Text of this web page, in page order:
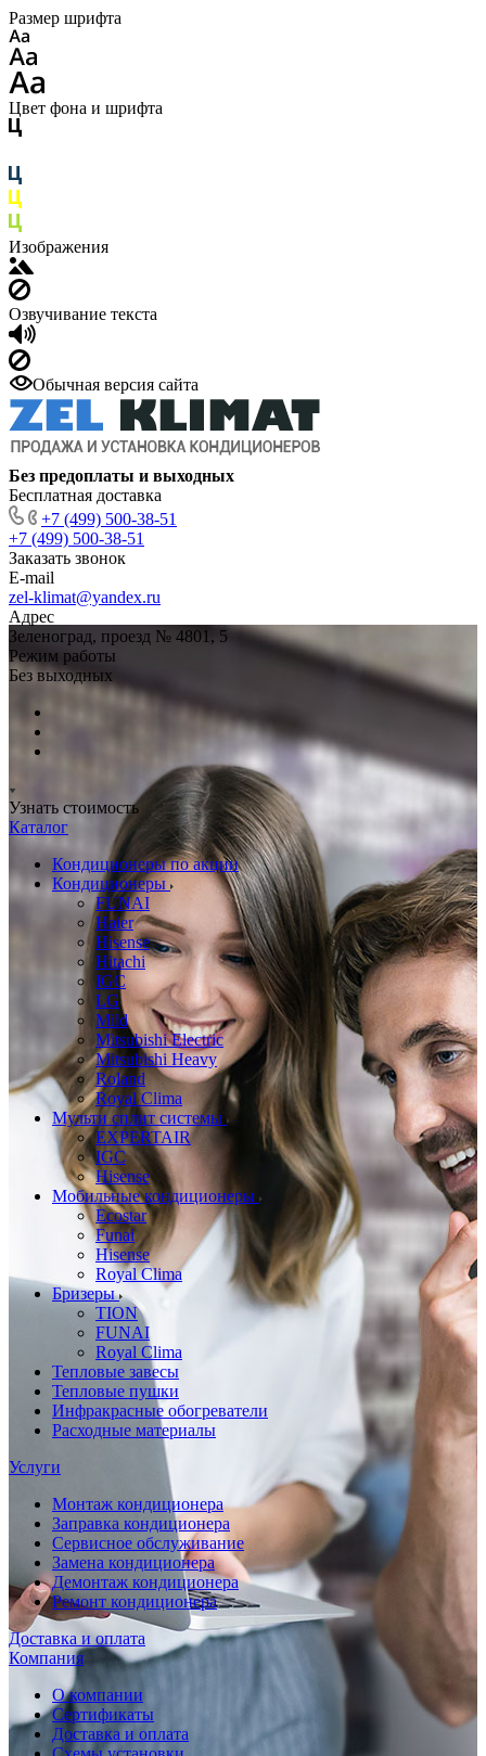
Размер шрифта
Цвет фона и шрифта
Изображения
Озвучивание текста
Обычная версия сайта
Без предоплаты и выходных
Бесплатная доставка
+7 (499) 500-38-51
+7 (499) 500-38-51
Заказать звонок
E-mail
zel-klimat@yandex.ru
Адрес
Зеленоград, проезд № 4801, 5
Режим работы
Без выходных
Узнать стоимость
Каталог
Кондиционеры по акции
Кондиционеры
FUNAI
Haier
Hisense
Hitachi
IGC
LG
Mild
Mitsubishi Electric
Mitsubishi Heavy
Roland
Royal Clima
Мульти сплит системы
EXPERTAIR
IGC
Hisense
Мобильные кондиционеры
Ecostar
Funai
Hisense
Royal Clima
Бризеры
TION
FUNAI
Royal Clima
Тепловые завесы
Тепловые пушки
Инфракрасные обогреватели
Расходные материалы
Услуги
Монтаж кондиционера
Заправка кондиционера
Сервисное обслуживание
Замена кондиционера
Демонтаж кондиционера
Ремонт кондиционера
Доставка и оплата
Компания
О компании
Сертификаты
Доставка и оплата